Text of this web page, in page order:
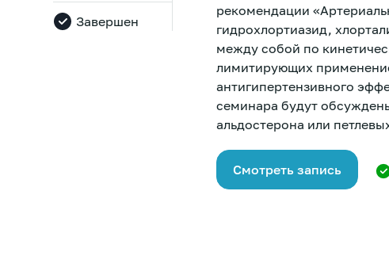
Завершен
рекомендации
гидрохлортиазид,
между собой по
лимитирующих
антигипертензивного
семинара будут
альдостерона или
Смотреть запись